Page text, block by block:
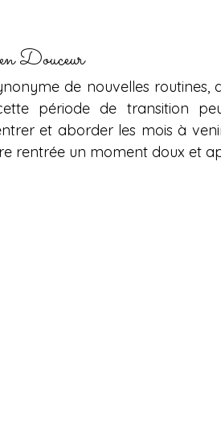
Douceur
de nouvelles routines,
période de transition
et aborder les mois à
rentrée un moment doux et